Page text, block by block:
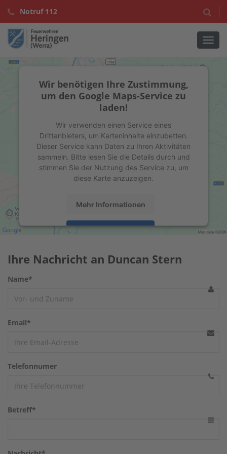
Notruf 112
Wir benötigen Ihre Zustimmung,
um den Google Maps-Service zu
laden!
Wir verwenden einen Service eines
Drittanbieters, um Karteninhalte einzubetten.
Dieser Service kann Daten zu Ihren Aktivitäten
sammeln. Bitte lesen Sie die Details durch und
stimmen Sie der Nutzung des Service zu, um
diese Karte anzuzeigen.
Mehr Informationen
Management Platform&eRecht24
Ihre Nachricht an Duncan Stern
Name*
Email*
Telefonnumer
Betreff*